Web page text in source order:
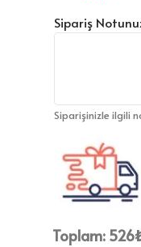
Sipariş
Siparişinizle ilgili
Toplam: 526